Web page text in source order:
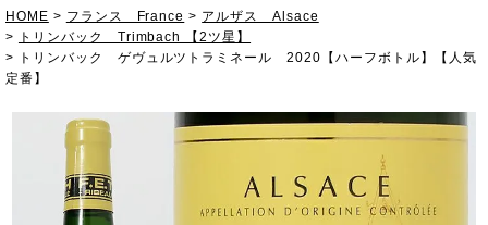
HOME フランス France
アルザス Alsace
トリンバック Trimbach 【2ツ星】
トリンバック ゲヴュルツトラミネール 2020【ハーフボトル】【人気
定番】